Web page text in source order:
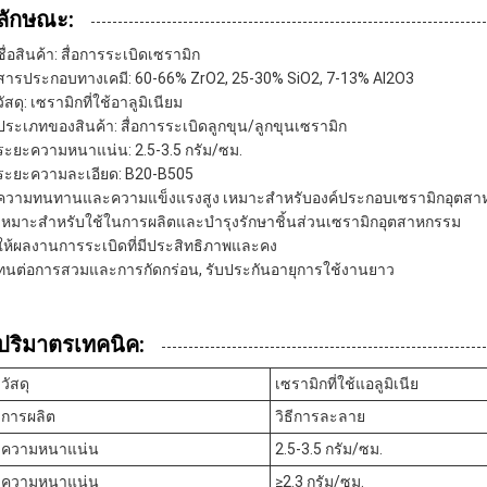
กษณะ:
อสินค้า: สื่อการระเบิดเซรามิก
ารประกอบทางเคมี: 60-66% ZrO2, 25-30% SiO2, 7-13% Al2O3
สดุ: เซรามิกที่ใช้อาลูมิเนียม
ระเภทของสินค้า: สื่อการระเบิดลูกขุน/ลูกขุนเซรามิก
ะยะความหนาแน่น: 2.5-3.5 กรัม/ซม.
ะยะความละเอียด: B20-B505
วามทนทานและความแข็งแรงสูง เหมาะสําหรับองค์ประกอบเซรามิกอุตสา
หมาะสําหรับใช้ในการผลิตและบํารุงรักษาชิ้นส่วนเซรามิกอุตสาหกรรม
ห้ผลงานการระเบิดที่มีประสิทธิภาพและคง
นต่อการสวมและการกัดกร่อน, รับประกันอายุการใช้งานยาว
ริมาตรเทคนิค:
วัสดุ
เซรามิกที่ใช้แอลูมิเนีย
การผลิต
วิธีการละลาย
ความหนาแน่น
2.5-3.5 กรัม/ซม.
ความหนาแน่น
≥2.3 กรัม/ซม.